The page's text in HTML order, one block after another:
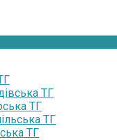
ТГ
ТГ
ТГ
ТГ